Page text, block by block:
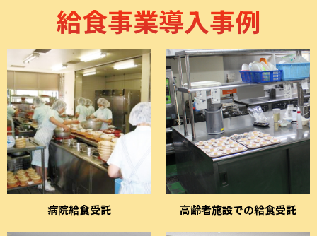
給食事業導入事例
病院給食受託 高齢者施設での給食受託